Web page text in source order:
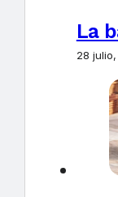
La
28